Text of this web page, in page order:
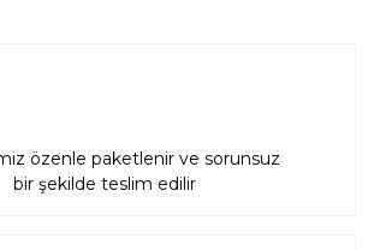
özenle paketlenir ve sorunsuz
bir şekilde teslim edilir